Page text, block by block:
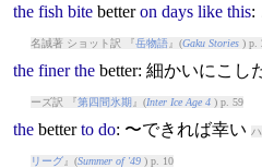
the fish bite better on days like this:
名誠著 ショット訳 『岳物語』(Gaku Stories) p.
the finer the better: 細かいにこし
ーズ訳 『第四間氷期 』(Inter Ice Age 4) p. 59
the better to do: 〜できれば幸い
リーグ』(Summer of '49) p. 10